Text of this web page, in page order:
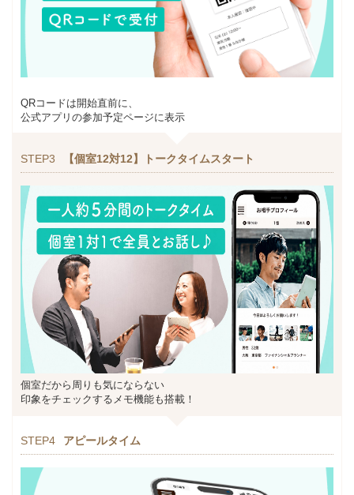
QRコードは開始直前に、
公式アプリの参加予定ページに表示
STEP3 【個室12対12】トークタイムスタート
個室だから周りも気にならない
印象をチェックするメモ機能も搭載！
STEP4 アピールタイム